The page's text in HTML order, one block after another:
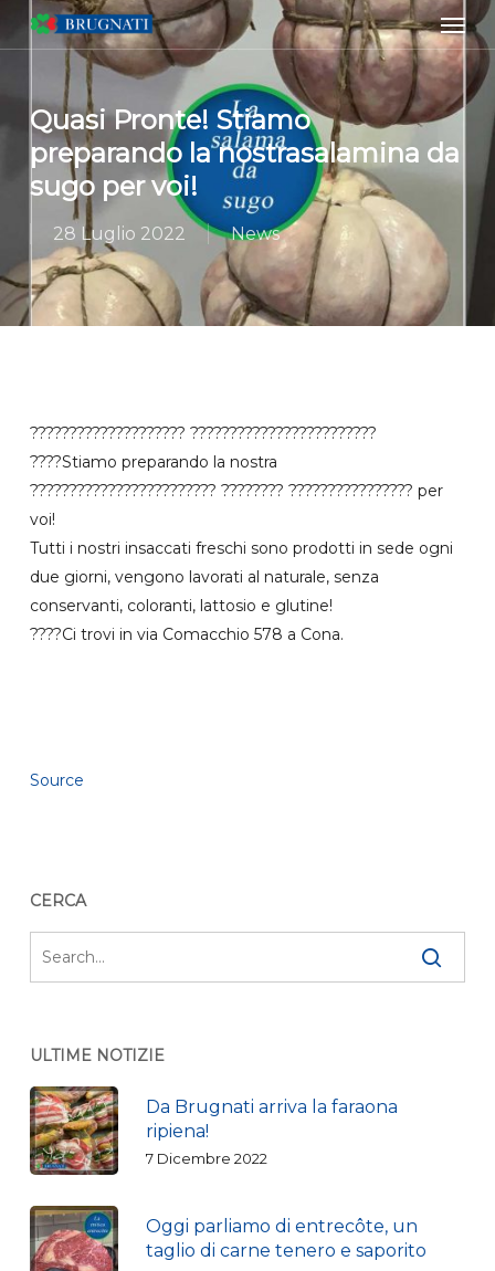
content
Quasi Pronte! Stiamo
preparando la nostrasalamina da
sugo per voi!
28 Luglio 2022 News
???????????????????? ????????????????????????
????Stiamo preparando la nostra
???????????????????????? ???????? ???????????????? per
voi!
Tutti i nostri insaccati freschi sono prodotti in sede ogni
due giorni, vengono lavorati al naturale, senza
conservanti, coloranti, lattosio e glutine!
????Ci trovi in via Comacchio 578 a Cona.
Source
CERCA
ULTIME NOTIZIE
Da Brugnati arriva la faraona
ripiena!
7 Dicembre 2022
Oggi parliamo di entrecôte, un
taglio di carne tenero e saporito